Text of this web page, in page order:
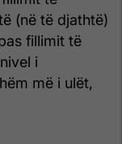
(në të djathtë)
fillimit të
i
më i ulët,